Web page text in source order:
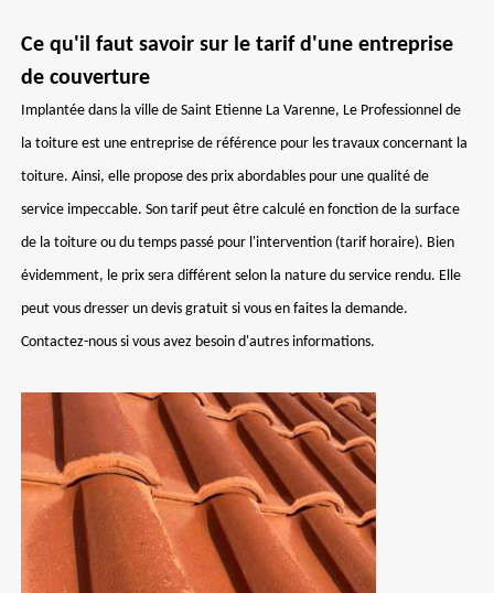
Ce qu'il faut savoir sur le tarif d'une entreprise
de couverture
Implantée dans la ville de Saint Etienne La Varenne, Le Professionnel de
la toiture est une entreprise de référence pour les travaux concernant la
toiture. Ainsi, elle propose des prix abordables pour une qualité de
service impeccable. Son tarif peut être calculé en fonction de la surface
de la toiture ou du temps passé pour l'intervention (tarif horaire). Bien
évidemment, le prix sera différent selon la nature du service rendu. Elle
peut vous dresser un devis gratuit si vous en faites la demande.
Contactez-nous si vous avez besoin d'autres informations.